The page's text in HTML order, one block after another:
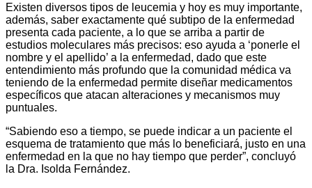
Existen diversos tipos de leucemia y hoy es muy importante,
además, saber exactamente qué subtipo de la enfermedad
presenta cada paciente, a lo que se arriba a partir de
estudios moleculares más precisos: eso ayuda a ‘ponerle el
nombre y el apellido’ a la enfermedad, dado que este
entendimiento más profundo que la comunidad médica va
teniendo de la enfermedad permite diseñar medicamentos
específicos que atacan alteraciones y mecanismos muy
puntuales.
“Sabiendo eso a tiempo, se puede indicar a un paciente el
esquema de tratamiento que más lo beneficiará, justo en una
enfermedad en la que no hay tiempo que perder”, concluyó
la Dra. Isolda Fernández.